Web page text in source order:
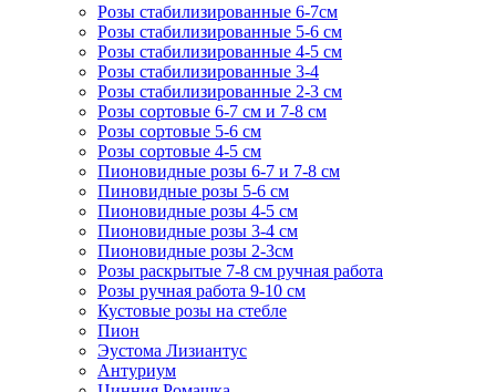
Розы стабилизированные 6-7см
Розы стабилизированные 5-6 см
Розы стабилизированные 4-5 см
Розы стабилизированные 3-4
Розы стабилизированные 2-3 см
Розы сортовые 6-7 см и 7-8 см
Розы сортовые 5-6 см
Розы сортовые 4-5 см
Пионовидные розы 6-7 и 7-8 см
Пиновидные розы 5-6 см
Пионовидные розы 4-5 см
Пионовидные розы 3-4 см
Пионовидные розы 2-3см
Розы раскрытые 7-8 см ручная работа
Розы ручная работа 9-10 см
Кустовые розы на стебле
Пион
Эустома Лизиантус
Антуриум